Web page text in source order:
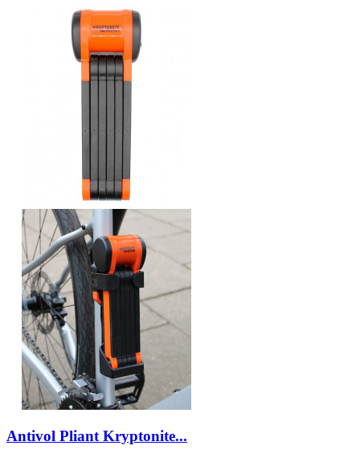
Antivol Pliant Kryptonite...